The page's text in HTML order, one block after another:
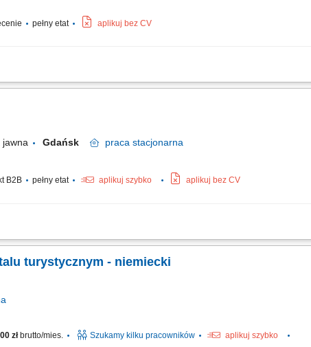
pełny etat aplikuj bez CV
Pozyskiwanie nowych klientów biznesowych. Przyjmowanie i kompleksowa
jawna Gdańsk praca stacjonarna
B2B pełny etat aplikuj szybko aplikuj bez CV
w codziennych obowiązkach oraz koordynacja działań operacyjnych. Obsługa
turystycznym - niemiecki
złbrutto/mies. Szukamy kilku pracowników
aplikuj szybko